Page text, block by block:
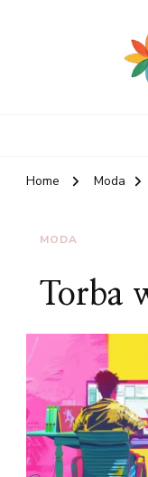
Home Moda
MODA
Torba